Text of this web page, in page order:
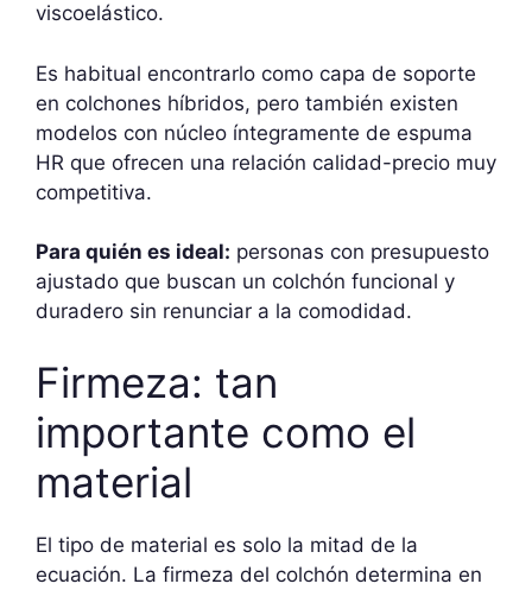
viscoelástico.
Es habitual encontrarlo como capa de soporte
en colchones híbridos, pero también existen
modelos con núcleo íntegramente de espuma
HR que ofrecen una relación calidad-precio muy
competitiva.
Para quién es ideal: personas con presupuesto
ajustado que buscan un colchón funcional y
duradero sin renunciar a la comodidad.
Firmeza: tan
importante como el
material
El tipo de material es solo la mitad de la
ecuación. La firmeza del colchón determina en